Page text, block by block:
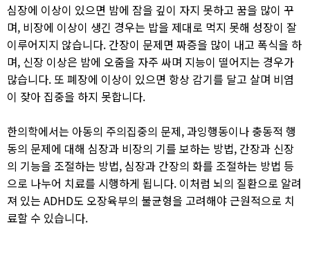
심장에 이상이 있으면 밤에 잠을 깊이 자지 못하고 꿈을 많이 꾸
며, 비장에 이상이 생긴 경우는 밥을 제대로 먹지 못해 성장이 잘
이루어지지 않습니다. 간장이 문제면 짜증을 많이 내고 폭식을 하
며, 신장 이상은 밤에 오줌을 자주 싸며 지능이 떨어지는 경우가
많습니다. 또 폐장에 이상이 있으면 항상 감기를 달고 살며 비염
이 잦아 집중을 하지 못합니다.​
한의학에서는 아동의 주의집중의 문제, 과잉행동이나 충동적 행
동의 문제에 대해 심장과 비장의 기를 보하는 방법, 간장과 신장
의 기능을 조절하는 방법, 심장과 간장의 화를 조절하는 방법 등
으로 나누어 치료를 시행하게 됩니다. 이처럼 뇌의 질환으로 알려
져 있는 ADHD도 오장육부의 불균형을 고려해야 근원적으로 치
료할 수 있습니다. ​